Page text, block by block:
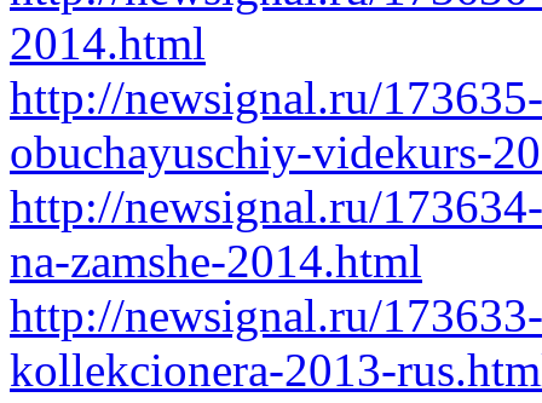
2014.html
http://newsignal.ru/
obuchayuschiy-videkurs-
http://newsignal.ru/
na-zamshe-2014.html
http://newsignal.ru/
kollekcionera-2013-